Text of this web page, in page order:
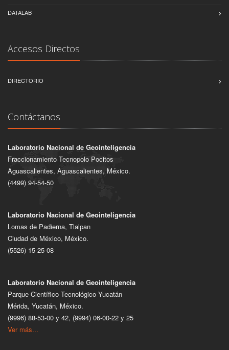
DATALAB
Accesos Directos
DIRECTORIO
Contáctanos
Laboratorio Nacional de Geointeligencia
Fraccionamiento Tecnopolo Pocitos
Aguascalientes, Aguascalientes, México.
(4499) 94-54-50
Laboratorio Nacional de Geointeligencia
Lomas de Padierna, Tlalpan
Ciudad de México, México.
(5526) 15-25-08
Laboratorio Nacional de Geointeligencia
Parque Científico Tecnológico Yucatán
Mérida, Yucatán, México.
(9996) 88-53-00 y 42, (9994) 06-00-22 y 25
Ver más...